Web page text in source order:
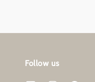
Follow us